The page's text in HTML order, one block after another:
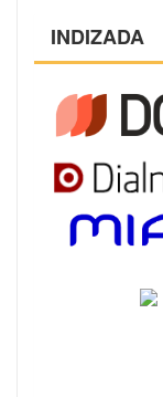
INDIZADA